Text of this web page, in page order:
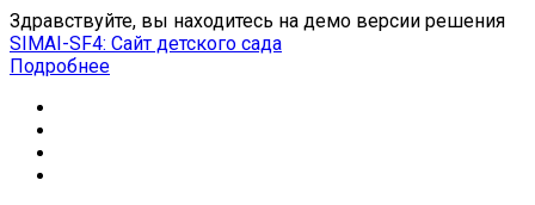
Здравствуйте, вы находитесь на демо версии решения
SIMAI-SF4: Сайт детского сада
Подробнее